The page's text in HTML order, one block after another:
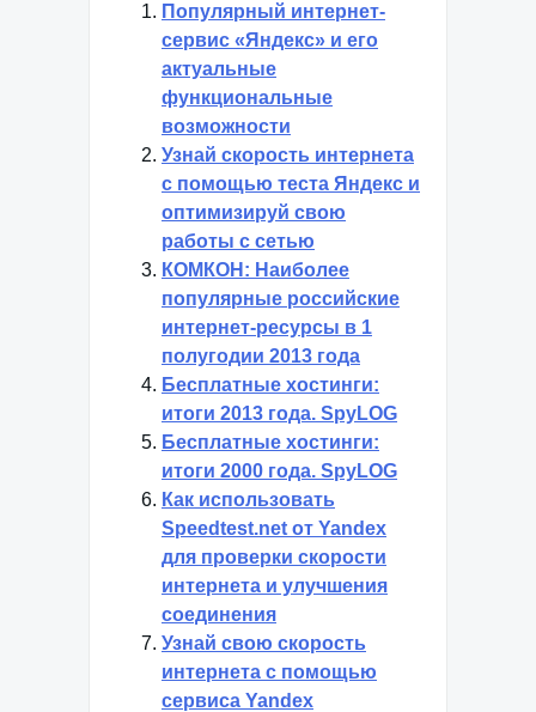
Популярный интернет-
сервис «Яндекс» и его
актуальные
функциональные
возможности
Узнай скорость интернета
с помощью теста Яндекс и
оптимизируй свою
работы с сетью
КОМКОН: Наиболее
популярные российские
интернет-ресурсы в 1
полугодии 2013 года
Бесплатные хостинги:
итоги 2013 года. SpyLOG
Бесплатные хостинги:
итоги 2000 года. SpyLOG
Как использовать
Speedtest.net от Yandex
для проверки скорости
интернета и улучшения
соединения
Узнай свою скорость
интернета с помощью
сервиса Yandex